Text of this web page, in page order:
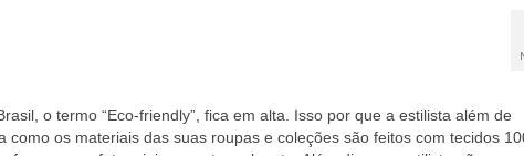
o termo “Eco-friendly”, fica em alta. Isso por que a estilista além de
os materiais das suas roupas e coleções são feitos com tecidos